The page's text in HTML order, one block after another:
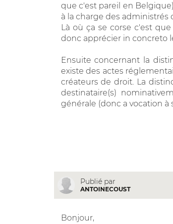
que c'est pareil en
à la charge des
Là où ça se corse c'est
donc apprécier in concreto
Ensuite concernant la
existe des actes
créateurs de droit. La
destinataire(s)
générale (donc a vocation à
Publié par
ANTOINECOUST
Bonjour,